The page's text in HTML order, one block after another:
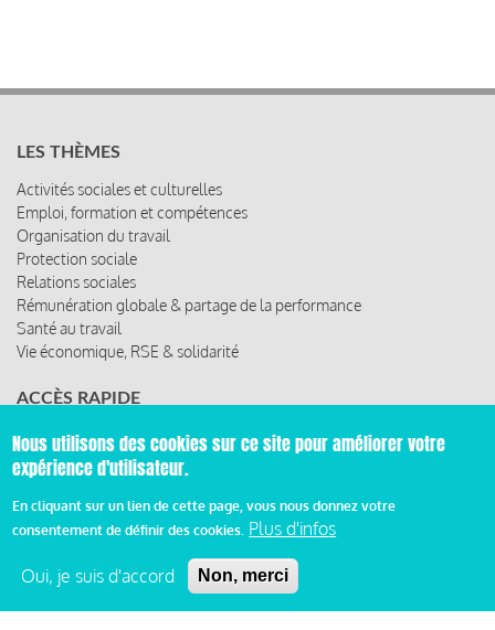
LES THÈMES
Activités sociales et culturelles
Emploi, formation et compétences
Organisation du travail
Protection sociale
Relations sociales
Rémunération globale & partage de la performance
Santé au travail
Vie économique, RSE & solidarité
ACCÈS RAPIDE
Les abonnements
Les rencontres
Les ressources
© 2019 Miroir Social - Réalisé par
Nous utilisons des cookies sur ce site pour améliorer votre
expérience d'utilisateur.
En cliquant sur un lien de cette page, vous nous donnez votre
consentement de définir des cookies. Plus d'infos
Oui, je suis d'accord Non, merci